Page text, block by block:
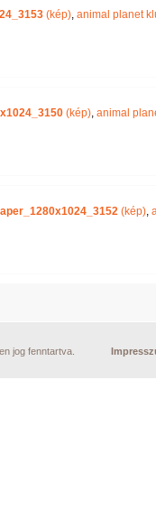
(kép), animal planet
(kép), animal
(kép),
jog fenntartva.